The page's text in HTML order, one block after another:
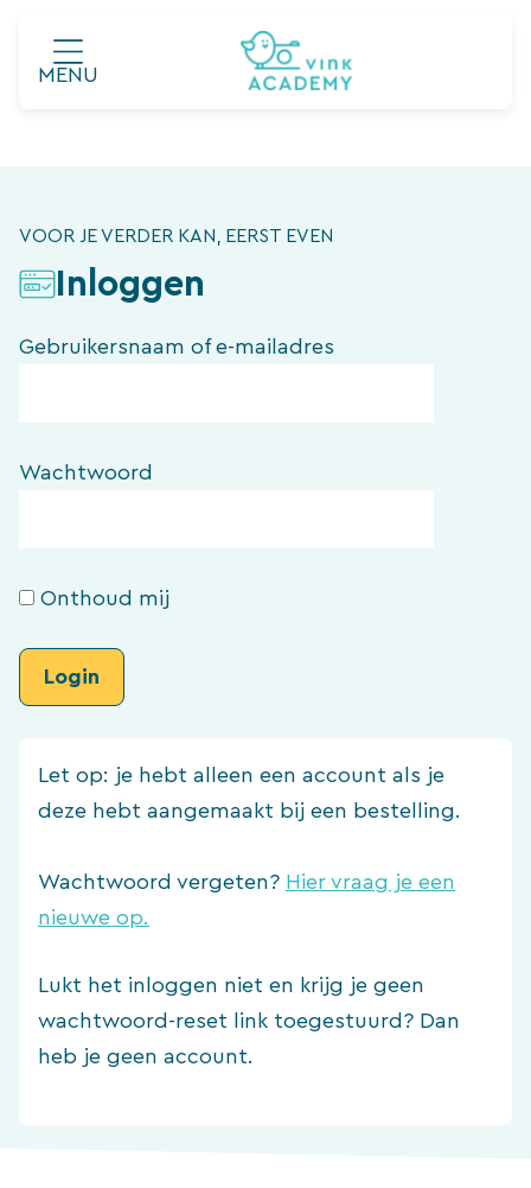
naar
MENU
VOOR JE VERDER KAN, EERST EVEN
Inloggen
Gebruikersnaam of e-mailadres
Wachtwoord
Onthoud mij
Let op: je hebt alleen een account als je
deze hebt aangemaakt bij een bestelling.
Wachtwoord vergeten? Hier vraag je een
nieuwe op.
Lukt het inloggen niet en krijg je geen
wachtwoord-reset link toegestuurd? Dan
heb je geen account.